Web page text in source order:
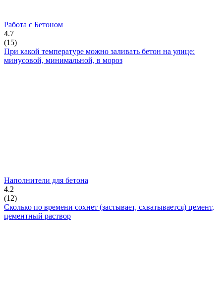
Работа с Бетоном
4.7
(15)
При какой температуре можно заливать бетон на улице:
минусовой, минимальной, в мороз
Наполнители для бетона
4.2
(12)
Сколько по времени сохнет (застывает, схватывается) цемент,
цементный раствор